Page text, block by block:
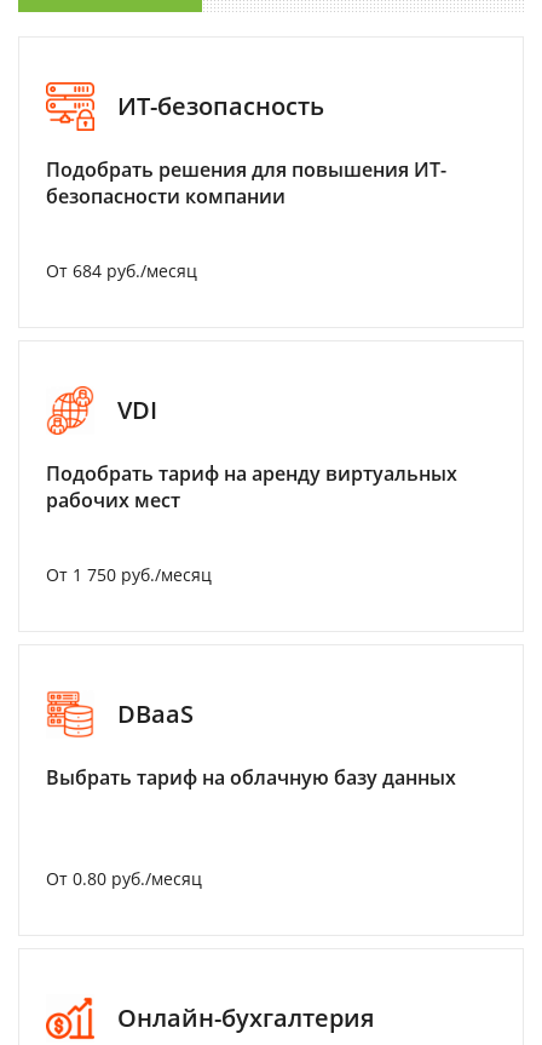
ИТ-безопасность
Подобрать решения для повышения ИТ-
безопасности компании
От 684 руб./месяц
VDI
Подобрать тариф на аренду виртуальных
рабочих мест
От 1 750 руб./месяц
DBaaS
Выбрать тариф на облачную базу данных
От 0.80 руб./месяц
Онлайн-бухгалтерия